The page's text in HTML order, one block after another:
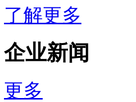
了解更多
企业新闻
更多